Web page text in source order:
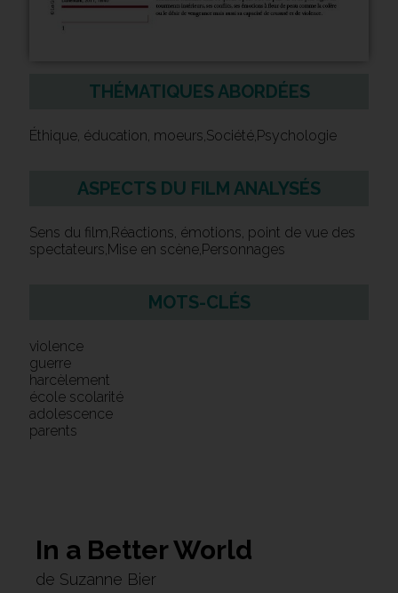
THÉMATIQUES ABORDÉES
Éthique, éducation, moeurs,Société,Psychologie
ASPECTS DU FILM ANALYSÉS
Sens du film,Réactions, émotions, point de vue des
spectateurs,Mise en scène,Personnages
MOTS-CLÉS
violence
guerre
harcèlement
école scolarité
adolescence
parents
In a Better World
de Suzanne Bier